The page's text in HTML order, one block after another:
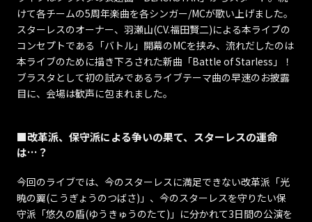
けて各チームの5周年楽曲を各シンガー/MCが歌い上げました。
スターレスのオーナー、羽瀬山(CV.福田賢二)による本ライブの
コンセプトである「バトル」開幕のMCを挟み、流れだしたのは
本ライブのために描き下ろされた新曲「Battle of Starless」！
ブラスタとして初の試みであるライブテーマ曲の早速のお披露
目に、会場は歓声に包まれました。
■改革派、保守派による争いの果て、スターレスの運命
は…？
今回のライブでは、今のスターレスに満足できない改革派「光
暁の翼(こうぎょうのつばさ)」、今のスターレスを守りたい保
守派「悠久の盾(ゆうきゅうのたて)」に分かれて3日間の公演を